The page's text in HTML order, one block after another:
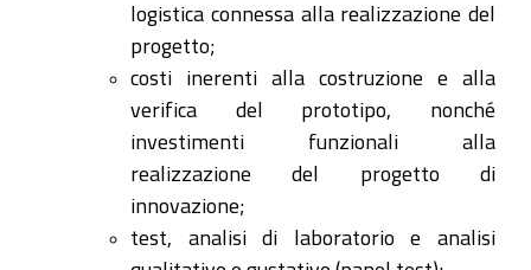
logistica connessa alla realizzazione del
progetto;
costi inerenti alla costruzione e alla
verifica del prototipo, nonché
investimenti funzionali alla
realizzazione del progetto di
innovazione;
test, analisi di laboratorio e analisi